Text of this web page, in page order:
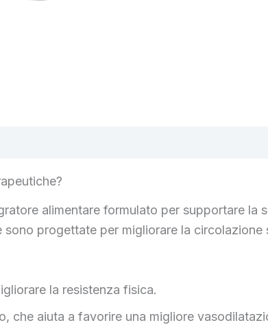
alimentare formulato per supportare la
progettate per migliorare la circolazione
la resistenza fisica.
che aiuta a favorire una migliore